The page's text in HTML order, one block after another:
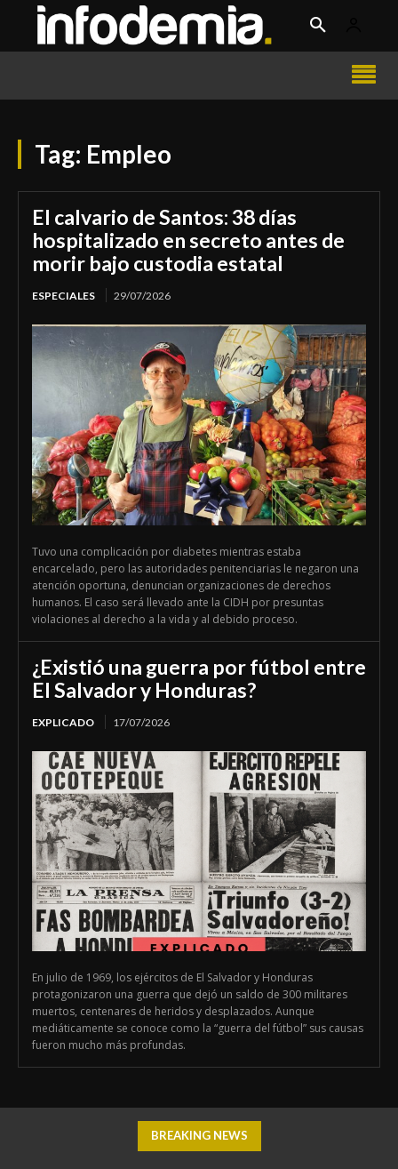
Tag: Empleo
El calvario de Santos: 38 días
hospitalizado en secreto antes de
morir bajo custodia estatal
ESPECIALES 29/07/2026
Tuvo una complicación por diabetes mientras estaba
encarcelado, pero las autoridades penitenciarias le negaron una
atención oportuna, denuncian organizaciones de derechos
humanos. El caso será llevado ante la CIDH por presuntas
violaciones al derecho a la vida y al debido proceso.
¿Existió una guerra por fútbol entre
El Salvador y Honduras?
EXPLICADO 17/07/2026
En julio de 1969, los ejércitos de El Salvador y Honduras
protagonizaron una guerra que dejó un saldo de 300 militares
muertos, centenares de heridos y desplazados. Aunque
mediáticamente se conoce como la “guerra del fútbol” sus causas
fueron mucho más profundas.
BREAKING NEWS